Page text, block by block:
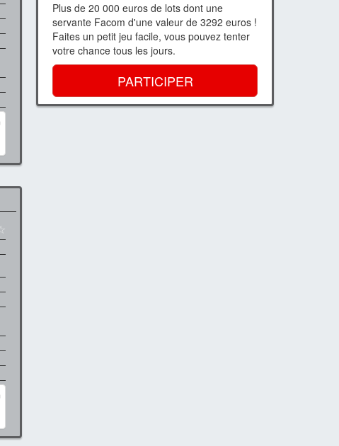
Plus de 20 000 euros de lots dont une
servante Facom d'une valeur de 3292 euros !
Faites un petit jeu facile, vous pouvez tenter
votre chance tous les jours.
PARTICIPER